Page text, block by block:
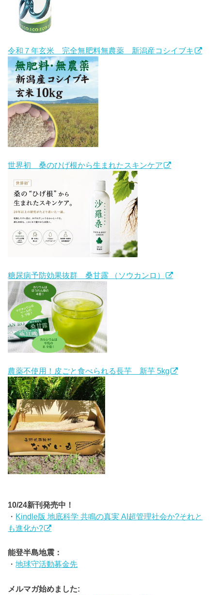
令和７年玄米 完全無肥料無農薬 新潟産コシイブキ
世界初 桑のひげ根から生まれたスキンケア
糖尿病予防効果抜群 桑甘露 （ソウカンロ）
農薬不使用！皮ごと食べられる長芋 新芋 5kg
10/24新刊発売中！
・ Kindle版 地底科学 共鳴の真実 AI超管理社会か?それと
も進化か?
能登半島地震：
・地球守活動募金先
メルマガ始めました: